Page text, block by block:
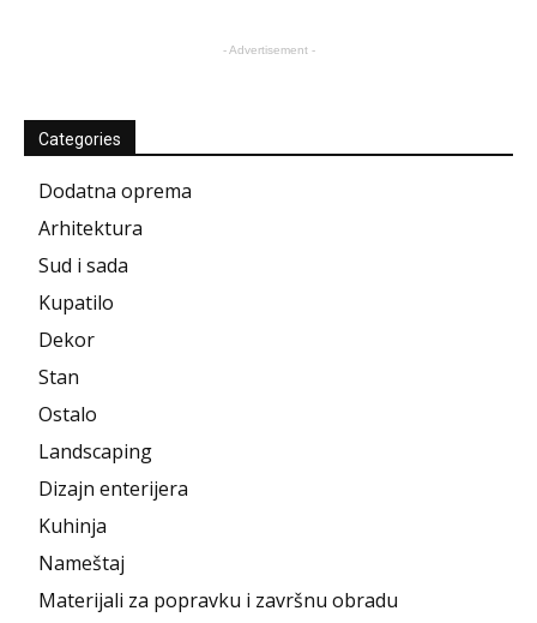
- Advertisement -
Categories
Dodatna oprema
Arhitektura
Sud i sada
Kupatilo
Dekor
Stan
Ostalo
Landscaping
Dizajn enterijera
Kuhinja
Nameštaj
Materijali za popravku i završnu obradu